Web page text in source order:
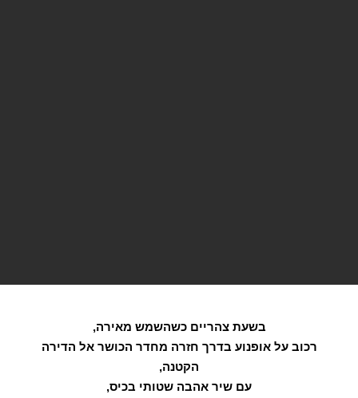
בשעת צהריים כשהשמש מאירה,
רכוב על אופנוע בדרך חזרה מחדר הכושר אל הדירה
הקטנה,
עם שיר אהבה שטותי בכיס,